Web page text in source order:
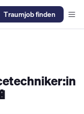
Traumjob finden